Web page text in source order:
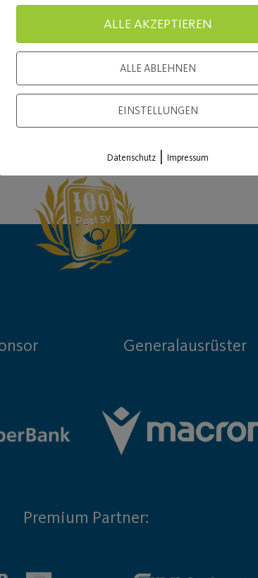
Generalausrüster
Premium Partner:
ALLE AKZEPTIEREN
ALLE ABLEHNEN
EINSTELLUNGEN
Datenschutz | Impressum